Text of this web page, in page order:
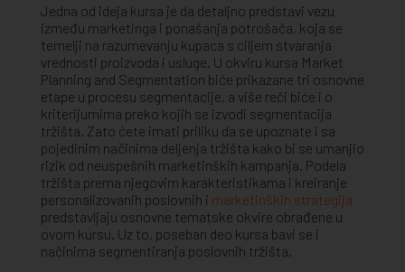
Jedna od ideja kursa je da detaljno predstavi vezu
između marketinga i ponašanja potrošača, koja se
temelji na razumevanju kupaca s ciljem stvaranja
vrednosti proizvoda i usluge. U okviru kursa Market
Planning and Segmentation biće prikazane tri osnovne
etape u procesu segmentacije, a više reči biće i o
kriterijumima preko kojih se izvodi segmentacija
tržišta. Zato ćete imati priliku da se upoznate i sa
pojedinim načinima deljenja tržišta kako bi se umanjio
rizik od neuspešnih marketinških kampanja. Podela
tržišta prema njegovim karakteristikama i kreiranje
personalizovanih poslovnih i marketinških strategija
predstavljaju osnovne tematske okvire obrađene u
ovom kursu. Uz to, poseban deo kursa bavi se i
načinima segmentiranja poslovnih tržišta.